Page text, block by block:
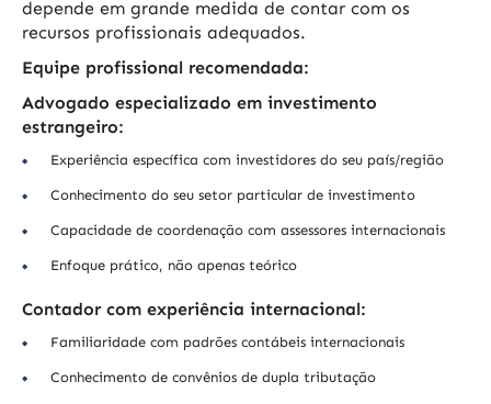
depende em grande medida de contar com os
recursos profissionais adequados.
Equipe profissional recomendada:
Advogado especializado em investimento
estrangeiro:
Experiência específica com investidores do seu país/região
Conhecimento do seu setor particular de investimento
Capacidade de coordenação com assessores internacionais
Enfoque prático, não apenas teórico
Contador com experiência internacional:
Familiaridade com padrões contábeis internacionais
Conhecimento de convênios de dupla tributação